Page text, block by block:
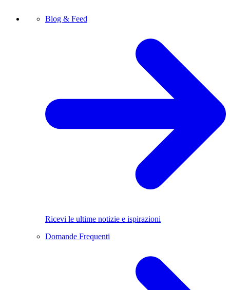
Blog & Feed
Ricevi le ultime notizie e ispirazioni
Domande Frequenti